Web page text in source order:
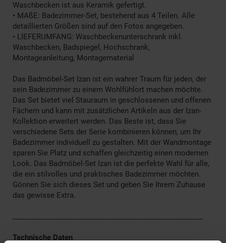
Waschbecken ist aus Keramik gefertigt.
• MAßE: Badezimmer-Set, bestehend aus 4 Teilen. Alle
detaillierten Größen sind auf den Fotos angegeben.
• LIEFERUMFANG: Waschbeckenunterschrank inkl.
Waschbecken, Badspiegel, Hochschrank,
Montageanleitung, Montagematerial
Das Badmöbel-Set Izan ist ein wahrer Traum für jeden, der
sein Badezimmer zu einem Wohlfühlort machen möchte.
Das Set bietet viel Stauraum in geschlossenen und offenen
Fächern und kann mit zusätzlichen Artikeln aus der Izan-
Kollektion erweitert werden. Das Beste ist, dass Sie
verschiedene Sets der Serie kombinieren können, um Ihr
Badezimmer individuell zu gestalten. Mit der Wandmontage
sparen Sie Platz und schaffen gleichzeitig einen modernen
Look. Das Badmöbel-Set Izan ist die perfekte Wahl für alle,
die ein stilvolles und praktisches Badezimmer möchten.
Gönnen Sie sich dieses Set und geben Sie Ihrem Zuhause
das gewisse Extra.
Technische Daten